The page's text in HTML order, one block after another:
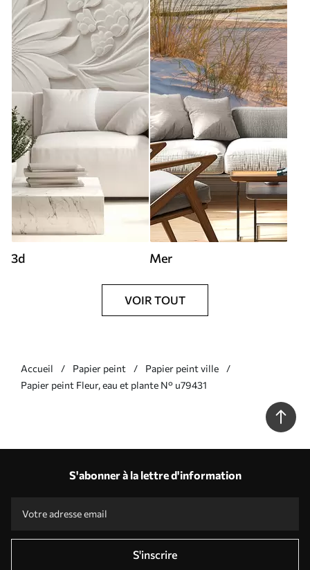
3d Mer
VOIR TOUT
Accueil Papier peint
Papier peint ville
Papier peint Fleur, eau et plante N° u79431
S'abonner à la lettre d'information
S'inscrire